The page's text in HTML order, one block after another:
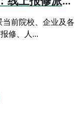
当前院校、企业及各
修、人...